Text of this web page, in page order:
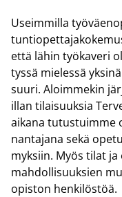
Useim­mil­la
että lähin työ­ka­ve­ri
tys­sä mie­les­sä
suuri. Aloim­me­kin
illan ti­lai­suuk­sia
ai­ka­na tu­tus­tuim­me
nan­ta­ja­na sekä
myk­siin. Myös tilat
mah­dol­li­suuk­sien
opis­ton hen­ki­lös­töä.